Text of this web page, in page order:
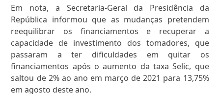
Em nota, a Secretaria-Geral da Presidência da
República informou que as mudanças pretendem
reequilibrar os financiamentos e recuperar a
capacidade de investimento dos tomadores, que
passaram a ter dificuldades em quitar os
financiamentos após o aumento da taxa Selic, que
saltou de 2% ao ano em março de 2021 para 13,75%
em agosto deste ano.